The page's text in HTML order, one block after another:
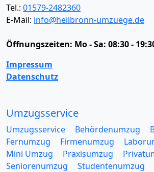
Tel.: 01579-2482360
E-Mail: info@heilbronn-umzuege.de
Öffnungszeiten: Mo - Sa: 08:30 -
Impressum
Datenschutz
Umzugsservice
Umzugsservice Behördenumzug
Fernumzug
Firmenumzug
Mini Umzug
Praxisumzug
Seniorenumzug
Studentenumzug